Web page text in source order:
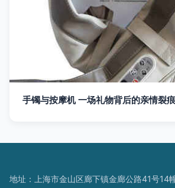
手镯与按摩机 一场礼物背后的亲情裂痕
地址：上海市金山区廊下镇金廊公路41号14